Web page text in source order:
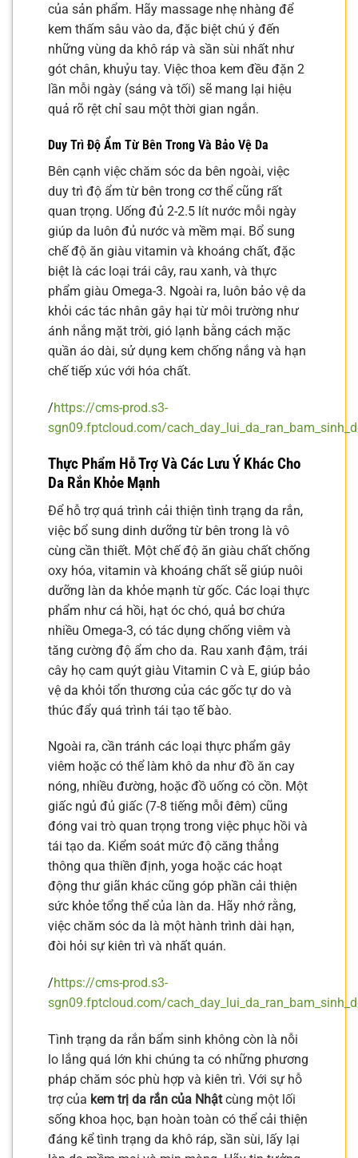
của sản phẩm. Hãy massage nhẹ nhàng để
kem thấm sâu vào da, đặc biệt chú ý đến
những vùng da khô ráp và sần sùi nhất như
gót chân, khuỷu tay. Việc thoa kem đều đặn 2
lần mỗi ngày (sáng và tối) sẽ mang lại hiệu
quả rõ rệt chỉ sau một thời gian ngắn.
Duy Trì Độ Ẩm Từ Bên Trong Và Bảo Vệ Da
Bên cạnh việc chăm sóc da bên ngoài, việc
duy trì độ ẩm từ bên trong cơ thể cũng rất
quan trọng. Uống đủ 2-2.5 lít nước mỗi ngày
giúp da luôn đủ nước và mềm mại. Bổ sung
chế độ ăn giàu vitamin và khoáng chất, đặc
biệt là các loại trái cây, rau xanh, và thực
phẩm giàu Omega-3. Ngoài ra, luôn bảo vệ da
khỏi các tác nhân gây hại từ môi trường như
ánh nắng mặt trời, gió lạnh bằng cách mặc
quần áo dài, sử dụng kem chống nắng và hạn
chế tiếp xúc với hóa chất.
/https://cms-prod.s3-
sgn09.fptcloud.com/
Thực Phẩm Hỗ Trợ Và Các Lưu Ý Khác Cho
Da Rắn Khỏe Mạnh
Để hỗ trợ quá trình cải thiện tình trạng da rắn,
việc bổ sung dinh dưỡng từ bên trong là vô
cùng cần thiết. Một chế độ ăn giàu chất chống
oxy hóa, vitamin và khoáng chất sẽ giúp nuôi
dưỡng làn da khỏe mạnh từ gốc. Các loại thực
phẩm như cá hồi, hạt óc chó, quả bơ chứa
nhiều Omega-3, có tác dụng chống viêm và
tăng cường độ ẩm cho da. Rau xanh đậm, trái
cây họ cam quýt giàu Vitamin C và E, giúp bảo
vệ da khỏi tổn thương của các gốc tự do và
thúc đẩy quá trình tái tạo tế bào.
Ngoài ra, cần tránh các loại thực phẩm gây
viêm hoặc có thể làm khô da như đồ ăn cay
nóng, nhiều đường, hoặc đồ uống có cồn. Một
giấc ngủ đủ giấc (7-8 tiếng mỗi đêm) cũng
đóng vai trò quan trọng trong việc phục hồi và
tái tạo da. Kiểm soát mức độ căng thẳng
thông qua thiền định, yoga hoặc các hoạt
động thư giãn khác cũng góp phần cải thiện
sức khỏe tổng thể của làn da. Hãy nhớ rằng,
việc chăm sóc da là một hành trình dài hạn,
đòi hỏi sự kiên trì và nhất quán.
/https://cms-prod.s3-
sgn09.fptcloud.com/
Tình trạng da rắn bẩm sinh không còn là nỗi
lo lắng quá lớn khi chúng ta có những phương
pháp chăm sóc phù hợp và kiên trì. Với sự hỗ
trợ của kem trị da rắn của Nhậtcùng một lối
sống khoa học, bạn hoàn toàn có thể cải thiện
đáng kể tình trạng da khô ráp, sần sùi, lấy lại